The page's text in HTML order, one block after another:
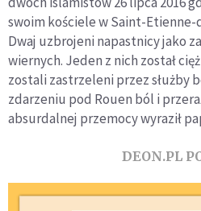
swoim kościele w Saint-Etienne-
Dwaj uzbrojeni napastnicy jako
wiernych. Jeden z nich został
zostali zastrzeleni przez służby
zdarzeniu pod Rouen ból i
absurdalnej przemocy wyraził
DEON.PL